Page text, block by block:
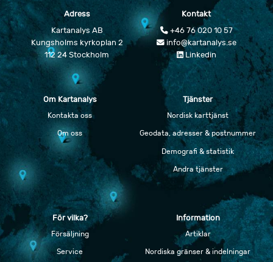
Adress
Kartanalys AB
Kungsholms kyrkoplan 2
112 24 Stockholm
Kontakt
+46 76 020 10 57
info@kartanalys.se
Linkedin
Om Kartanalys
Kontakta oss
Om oss
Tjänster
Nordisk karttjänst
Geodata, adresser & postnummer
Demografi & statistik
Andra tjänster
För vilka?
Försäljning
Service
Information
Artiklar
Nordiska gränser & indelningar